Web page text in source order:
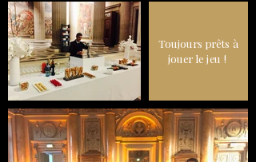
Toujours prêts à
jouer le jeu !